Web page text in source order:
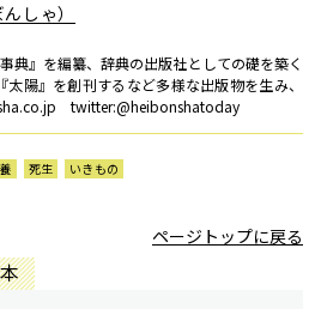
しゃ）
典』を編纂、辞典の出版社としての礎を築く
陽』を創刊するなど多様な出版物を生み、
twitter:@heibonshatoday
死生 いきもの
ページトップに戻る